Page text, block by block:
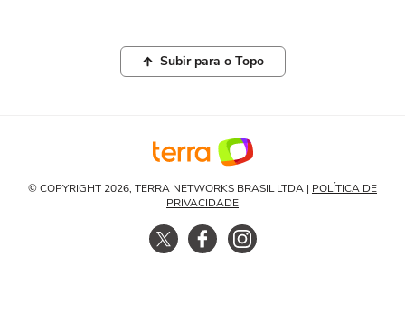
Subir para o Topo
© COPYRIGHT 2026, TERRA NETWORKS BRASIL LTDA | POLÍTICA DE
PRIVACIDADE